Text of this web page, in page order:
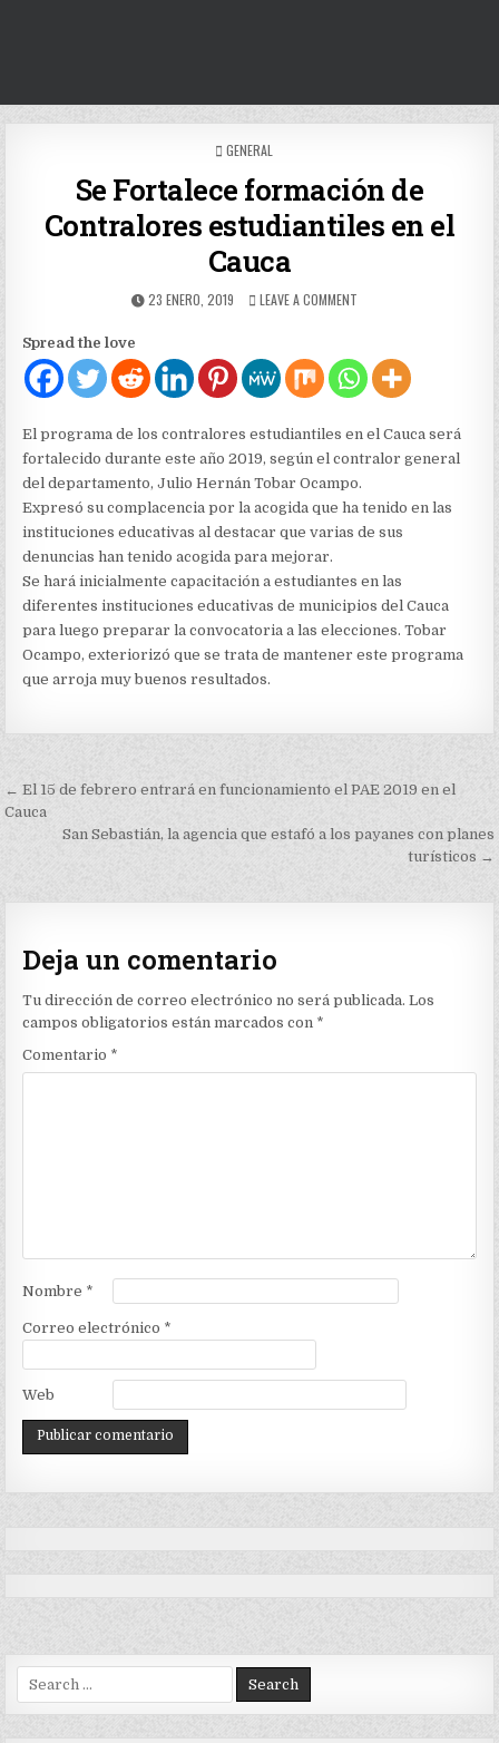
POSTED
GENERAL
Se Fortalece formación de
Contralores estudiantiles en el
Cauca
PUBLISHED
23 ENERO, 2019 LEAVE A COMMENTON
FORMACIÓN
DE
CONTRALORES
EN
EL
CAUCA
Spread the love
El programa de los contralores estudiantiles en el Cauca será
fortalecido durante este año 2019, según el contralor general
del departamento, Julio Hernán Tobar Ocampo.
Expresó su complacencia por la acogida que ha tenido en las
instituciones educativas al destacar que varias de sus
denuncias han tenido acogida para mejorar.
Se hará inicialmente capacitación a estudiantes en las
diferentes instituciones educativas de municipios del Cauca
para luego preparar la convocatoria a las elecciones. Tobar
Ocampo, exteriorizó que se trata de mantener este programa
que arroja muy buenos resultados.
Navegación
de
← El 15 de febrero entrará en funcionamiento el PAE 2019 en el
Cauca
San Sebastián, la agencia que estafó a los payanes con planes
turísticos →
Deja un comentario
Tu dirección de correo electrónico no será publicada. Los
campos obligatorios están marcados con *
Comentario *
Nombre *
Correo electrónico *
Web
Search
for: